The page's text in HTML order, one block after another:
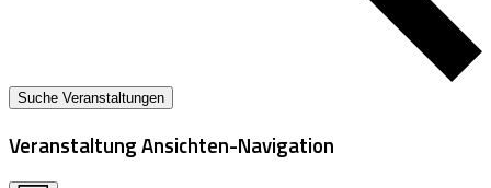
Suche Veranstaltungen
Veranstaltung Ansichten-Navigation